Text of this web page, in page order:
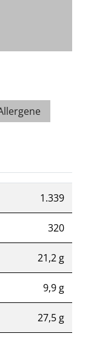
1.339
320
21,2 g
9,9 g
27,5 g